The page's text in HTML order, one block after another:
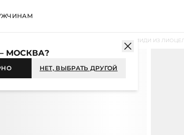
ПЛАТЬЕ МИДИ ИЗ
МОСКВА?
НЕТ, ВЫБРАТЬ ДРУГОЙ